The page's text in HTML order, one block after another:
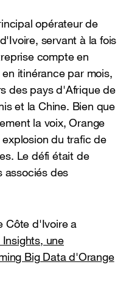
opérateur de
servant à la fois
compte en
itinérance par mois,
des pays d'Afrique de
et la Chine. Bien que
la voix, Orange
du trafic de
Le défi était de
associés des
Côte d'Ivoire a
Insights, une
Big Data d'Orange